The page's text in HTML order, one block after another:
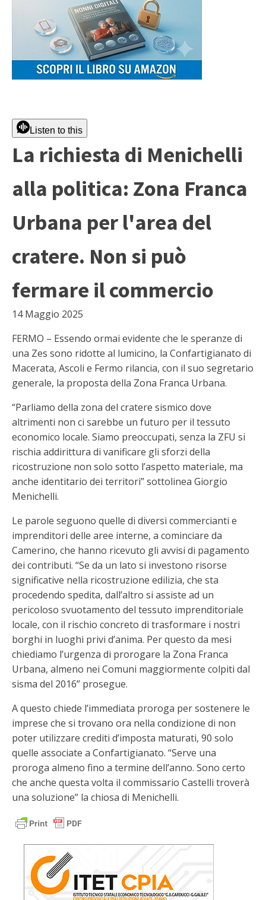
Listen to this
La richiesta di Menichelli
alla politica: Zona Franca
Urbana per l'area del
cratere. Non si può
fermare il commercio
14 Maggio 2025
FERMO – Essendo ormai evidente che le speranze di
una Zes sono ridotte al lumicino, la Confartigianato di
Macerata, Ascoli e Fermo rilancia, con il suo segretario
generale, la proposta della Zona Franca Urbana.
“Parliamo della zona del cratere sismico dove
altrimenti non ci sarebbe un futuro per il tessuto
economico locale. Siamo preoccupati, senza la ZFU si
rischia addirittura di vanificare gli sforzi della
ricostruzione non solo sotto l’aspetto materiale, ma
anche identitario dei territori” sottolinea Giorgio
Menichelli.
Le parole seguono quelle di diversi commercianti e
imprenditori delle aree interne, a cominciare da
Camerino, che hanno ricevuto gli avvisi di pagamento
dei contributi. “Se da un lato si investono risorse
significative nella ricostruzione edilizia, che sta
procedendo spedita, dall’altro si assiste ad un
pericoloso svuotamento del tessuto imprenditoriale
locale, con il rischio concreto di trasformare i nostri
borghi in luoghi privi d’anima. Per questo da mesi
chiediamo l’urgenza di prorogare la Zona Franca
Urbana, almeno nei Comuni maggiormente colpiti dal
sisma del 2016” prosegue.
A questo chiede l’immediata proroga per sostenere le
imprese che si trovano ora nella condizione di non
poter utilizzare crediti d’imposta maturati, 90 solo
quelle associate a Confartigianato. “Serve una
proroga almeno fino a termine dell’anno. Sono certo
che anche questa volta il commissario Castelli troverà
una soluzione” la chiosa di Menichelli.